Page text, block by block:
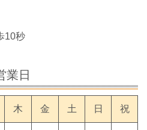
10秒
業日
木 金 土 日 祝